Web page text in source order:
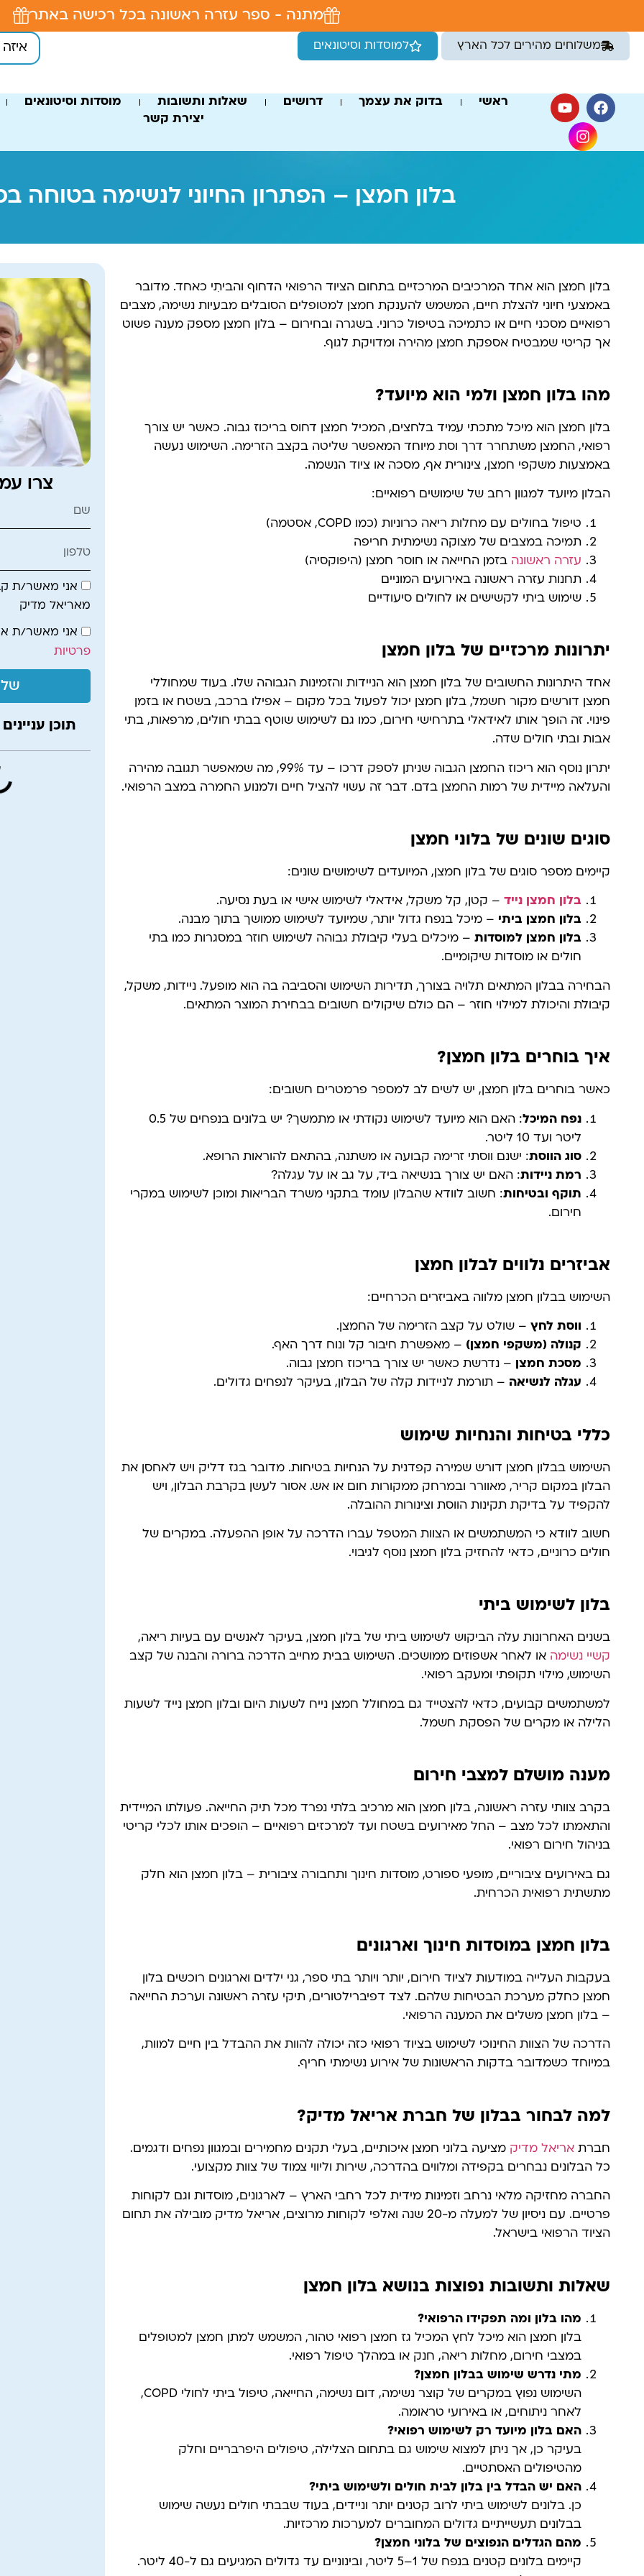
מתנה - ספר עזרה ראשונה בכל רכישה באתר
משלוחים מהירים לכל הארץ למוסדות וסיטונאים
ראשי בדוק את עצמך דרושים שאלות ותשובות
מוסדות וסיטונאים
יצירת קשר
בלון חמצן – הפתרון החיוני לנשימה בטוחה
בלון חמצן הוא אחד המרכיבים המרכזיים בתחום הציוד הרפואי הדחוף והביתִי כאחד. מדובר
באמצעי חיוני להצלת חיים, המשמש להענקת חמצן למטופלים הסובלים מבעיות נשימה, מצבים
רפואיים מסכני חיים או כתמיכה בטיפול כרוני. בשגרה ובחירום – בלון חמצן מספק מענה פשוט
אך קריטי שמבטיח אספקת חמצן מהירה ומדויקת לגוף.
מהו בלון חמצן ולמי הוא מיועד?
בלון חמצן הוא מיכל מתכתי עמיד בלחצים, המכיל חמצן דחוס בריכוז גבוה. כאשר יש צורך
רפואי, החמצן משתחרר דרך וסת מיוחד המאפשר שליטה בקצב הזרימה. השימוש נעשה
באמצעות משקפי חמצן, צינורית אף, מסכה או ציוד הנשמה.
הבלון מיועד למגוון רחב של שימושים רפואיים:
טיפול בחולים עם מחלות ריאה כרוניות (כמו COPD, אסטמה)
תמיכה במצבים של מצוקה נשימתית חריפה
עזרה ראשונה בזמן החייאה או חוסר חמצן (היפוקסיה)
תחנות עזרה ראשונה באירועים המוניים
שימוש ביתי לקשישים או לחולים סיעודיים
יתרונות מרכזיים של בלון חמצן
אחד היתרונות החשובים של בלון חמצן הוא הניידות והזמינות הגבוהה שלו. בעוד שמחוללי
חמצן דורשים מקור חשמל, בלון חמצן יכול לפעול בכל מקום – אפילו ברכב, בשטח או בזמן
פינוי. זה הופך אותו לאידאלי בתרחישי חירום, כמו גם לשימוש שוטף בבתי חולים, מרפאות, בתי
אבות ובתי חולים שדה.
יתרון נוסף הוא ריכוז החמצן הגבוה שניתן לספק דרכו – עד 99%, מה שמאפשר תגובה מהירה
והעלאה מיידית של רמות החמצן בדם. דבר זה עשוי להציל חיים ולמנוע החמרה במצב הרפואי.
סוגים שונים של בלוני חמצן
קיימים מספר סוגים של בלון חמצן, המיועדים לשימושים שונים:
בלון חמצן נייד – קטן, קל משקל, אידאלי לשימוש אישי או בעת נסיעה.
בלון חמצן ביתי – מיכל בנפח גדול יותר, שמיועד לשימוש ממושך בתוך מבנה.
בלון חמצן למוסדות – מיכלים בעלי קיבולת גבוהה לשימוש חוזר במסגרות כמו בתי
חולים או מוסדות שיקומיים.
הבחירה בבלון המתאים תלויה בצורך, תדירות השימוש והסביבה בה הוא מופעל. ניידות, משקל,
קיבולת והיכולת למילוי חוזר – הם כולם שיקולים חשובים בבחירת המוצר המתאים.
איך בוחרים בלון חמצן?
כאשר בוחרים בלון חמצן, יש לשים לב למספר פרמטרים חשובים:
נפח המיכל
: האם הוא מיועד לשימוש נקודתי או מתמשך? יש בלונים בנפחים של 0.5
ליטר ועד 10 ליטר.
סוג הווסת: ישנם ווסתי זרימה קבועה או משתנה, בהתאם להוראות הרופא.
רמת ניידות: האם יש צורך בנשיאה ביד, על גב או על עגלה?
תוקף ובטיחות: חשוב לוודא שהבלון עומד בתקני משרד הבריאות ומוכן לשימוש במקרי
חירום.
אביזרים נלווים לבלון חמצן
השימוש בבלון חמצן מלווה באביזרים הכרחיים:
ווסת לחץ – שולט על קצב הזרימה של החמצן.
קנולה (משקפי חמצן) – מאפשרת חיבור קל ונוח דרך האף.
מסכת חמצן
– נדרשת כאשר יש צורך בריכוז חמצן גבוה.
עגלה לנשיאה – תורמת לניידות קלה של הבלון, בעיקר לנפחים גדולים.
כללי בטיחות והנחיות שימוש
השימוש בבלון חמצן דורש שמירה קפדנית על הנחיות בטיחות. מדובר בגז דליק ויש לאחסן את
הבלון במקום קריר, מאוורר ובמרחק ממקורות חום או אש. אסור לעשן בקרבת הבלון, ויש
להקפיד על בדיקת תקינות הווסת וצינורות ההובלה.
חשוב לוודא כי המשתמשים או הצוות המטפל עברו הדרכה על אופן ההפעלה. במקרים של
חולים כרוניים, כדאי להחזיק בלון חמצן נוסף לגיבוי.
בלון לשימוש ביתי
בשנים האחרונות עלה הביקוש לשימוש ביתי של בלון חמצן, בעיקר לאנשים עם בעיות ריאה,
קשיי נשימה או לאחר אשפוזים ממושכים. השימוש בבית מחייב הדרכה ברורה והבנה של קצב
השימוש, מילוי תקופתי ומעקב רפואי.
למשתמשים קבועים, כדאי להצטייד גם במחולל חמצן נייח לשעות היום ובלון חמצן נייד לשעות
הלילה או מקרים של הפסקת חשמל.
מענה מושלם למצבי חירום
בקרב צוותי עזרה ראשונה, בלון חמצן הוא מרכיב בלתי נפרד מכל תיק החייאה. פעולתו המיידית
והתאמתו לכל מצב – החל מאירועים בשטח ועד למרכזים רפואיים – הופכים אותו לכלי קריטי
בניהול חירום רפואי.
גם באירועים ציבוריים, מופעי ספורט, מוסדות חינוך ותחבורה ציבורית – בלון חמצן הוא חלק
מתשתית רפואית הכרחית.
בלון חמצן במוסדות חינוך וארגונים
בעקבות העלייה במודעות לציוד חירום, יותר ויותר בתי ספר, גני ילדים וארגונים רוכשים בלון
חמצן כחלק מערכת הבטיחות שלהם. לצד דפיברילטורים, תיקי עזרה ראשונה וערכת החייאה
– בלון חמצן משלים את המענה הרפואי.
הדרכה של הצוות החינוכי לשימוש בציוד רפואי כזה יכולה להוות את ההבדל בין חיים למוות,
במיוחד כשמדובר בדקות הראשונות של אירוע נשימתי חריף.
למה לבחור בבלון של חברת אריאל מדיק?
חברתאריאל מדיק מציעה בלוני חמצן איכותיים, בעלי תקנים מחמירים ובמגוון נפחים ודגמים.
כל הבלונים נבחרים בקפידה ומלווים בהדרכה, שירות וליווי צמוד של צוות מקצועי.
החברה מחזיקה מלאי נרחב וזמינות מידית לכל רחבי הארץ – לארגונים, מוסדות וגם לקוחות
פרטיים. עם ניסיון של למעלה מ-20 שנה ואלפי לקוחות מרוצים, אריאל מדיק מובילה את תחום
הציוד הרפואי בישראל.
שאלות ותשובות נפוצות בנושא בלון חמצן
מהו בלון ומה תפקידו הרפואי?
בלון חמצן הוא מיכל לחץ המכיל גז חמצן רפואי טהור, המשמש למתן חמצן למטופלים
במצבי חירום, מחלות ריאה, חנק או במהלך טיפול רפואי.
מתי נדרש שימוש בבלון חמצן?
השימוש נפוץ במקרים של קוצר נשימה, דום נשימה, החייאה, טיפול ביתי לחולי COPD,
לאחר ניתוחים, או באירועי טראומה.
האם בלון מיועד רק לשימוש רפואי?
בעיקר כן, אך ניתן למצוא שימוש גם בתחום הצלילה, טיפולים היפרבריים וחלק
מהטיפולים האסתטיים.
האם יש הבדל בין בלון לבית חולים ולשימוש ביתי?
כן. בלונים לשימוש ביתי לרוב קטנים יותר וניידים, בעוד שבבתי חולים נעשה שימוש
בבלונים תעשייתיים גדולים המחוברים למערכות מרכזיות.
מהם הגדלים הנפוצים של בלוני חמצן?
קיימים בלונים קטנים בנפח של 1–5 ליטר, ובינוניים עד גדולים המגיעים גם ל-40 ליטר.
צרו
אני מאשר/ת
מאריאל מדיק
אני מאשר/ת
פרטיות
תוכן עניינים